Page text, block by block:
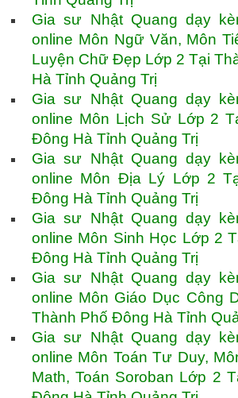
Gia sư Nhật Quang dạy
online Môn Ngữ Văn, Môn
Luyện Chữ Đẹp Lớp 2 Tại
Hà Tỉnh Quảng Trị
Gia sư Nhật Quang dạy
online Môn Lịch Sử Lớp 2
Đông Hà Tỉnh Quảng Trị
Gia sư Nhật Quang dạy
online Môn Địa Lý Lớp 2
Đông Hà Tỉnh Quảng Trị
Gia sư Nhật Quang dạy
online Môn Sinh Học Lớp 2
Đông Hà Tỉnh Quảng Trị
Gia sư Nhật Quang dạy
online Môn Giáo Dục Công
Thành Phố Đông Hà Tỉnh
Gia sư Nhật Quang dạy
online Môn Toán Tư Duy,
Math, Toán Soroban Lớp 2